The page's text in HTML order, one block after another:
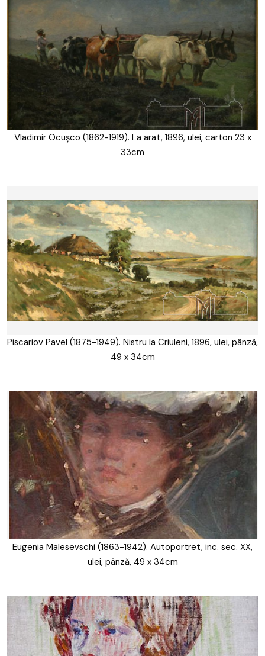
Vladimir Ocușco (1862-1919). La arat, 1896, ulei, carton 23 x
33cm
Piscariov Pavel (1875-1949). Nistru la Criuleni, 1896, ulei, pânză,
49 x 34cm
Eugenia Malesevschi (1863-1942). Autoportret, inc. sec. XX,
ulei, pânză, 49 x 34cm